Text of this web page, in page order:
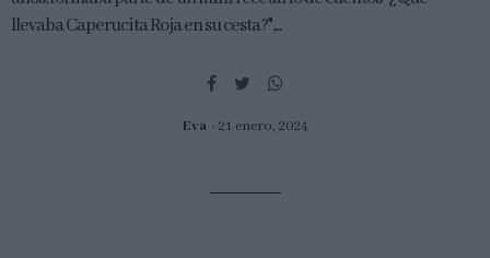
llevaba Caperucita Roja en su cesta?",...
Eva 21 enero, 2024